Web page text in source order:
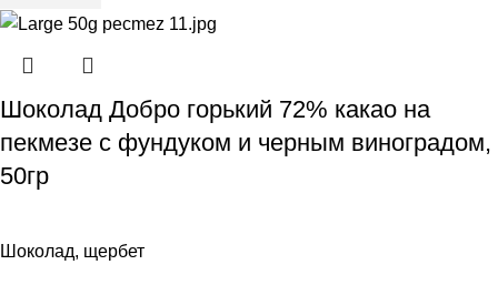
Шоколад Добро горький 72% какао на
пекмезе с фундуком и черным виноградом,
50гр
Шоколад, щербет